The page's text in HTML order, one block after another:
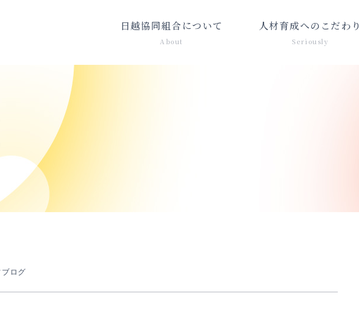
日越協同組合について
About
人材育成へのこだわり
Seriously
ログ